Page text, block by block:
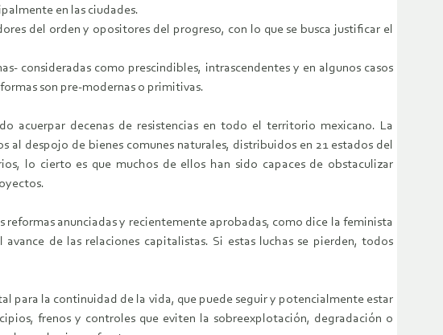
en las ciudades.
del orden y opositores del progreso, con lo que se busca justificar el
consideradas como prescindibles, intrascendentes y en algunos casos
son pre-modernas o primitivas.
acuerpar decenas de resistencias en todo el territorio mexicano. La
al despojo de bienes comunes naturales, distribuidos en 21 estados del
lo cierto es que muchos de ellos han sido capaces de obstaculizar
anunciadas y recientemente aprobadas, como dice la feminista
de las relaciones capitalistas. Si estas luchas se pierden, todos
para la continuidad de la vida, que puede seguir y potencialmente estar
frenos y controles que eviten la sobreexplotación, degradación o